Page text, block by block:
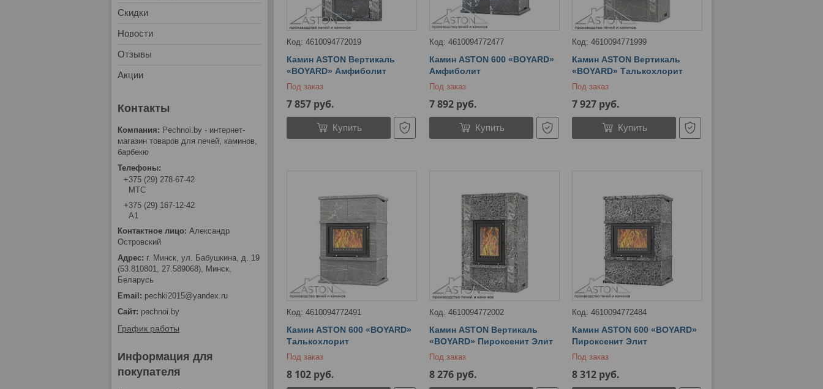
4610094772019
Камин ASTON Вертикаль
«BOYARD» Амфиболит
Под заказ
7 857 руб.
Купить
4610094772477
Камин ASTON 600 «BOYARD»
Амфиболит
Под заказ
7 892 руб.
Купить
4610094771999
Камин ASTON Вертикаль
«BOYARD» Талькохлорит
Под заказ
7 927 руб.
Купить
4610094772491
Камин ASTON 600 «BOYARD»
Талькохлорит
Под заказ
8 102 руб.
4610094772002
Камин ASTON Вертикаль
«BOYARD» Пироксенит Элит
Под заказ
8 276 руб.
4610094772484
Камин ASTON 600 «BOYARD»
Пироксенит Элит
Под заказ
8 312 руб.
Скидки
Новости
Отзывы
Акции
Pechnoi.by - интернет-
магазин товаров для печей, каминов,
барбекю
+375 (29) 278-67-42
МТС
+375 (29) 167-12-42
А1
Александр
Островский
г. Минск, ул. Бабушкина, д. 19
(53.810801, 27.589068), Минск,
Беларусь
pechki2015@yandex.ru
pechnoi.by
График работы
Информация для
покупателя